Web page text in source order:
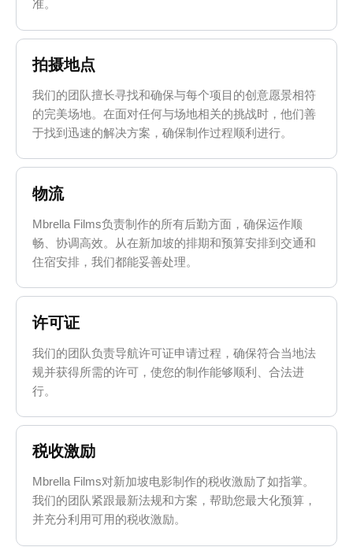
准。
拍摄地点
我们的团队擅长寻找和确保与每个项目的创意愿景相符
的完美场地。在面对任何与场地相关的挑战时，他们善
于找到迅速的解决方案，确保制作过程顺利进行。
物流
Mbrella Films负责制作的所有后勤方面，确保运作顺
畅、协调高效。从在新加坡的排期和预算安排到交通和
住宿安排，我们都能妥善处理。
许可证
我们的团队负责导航许可证申请过程，确保符合当地法
规并获得所需的许可，使您的制作能够顺利、合法进
行。
税收激励
Mbrella Films对新加坡电影制作的税收激励了如指掌。
我们的团队紧跟最新法规和方案，帮助您最大化预算，
并充分利用可用的税收激励。